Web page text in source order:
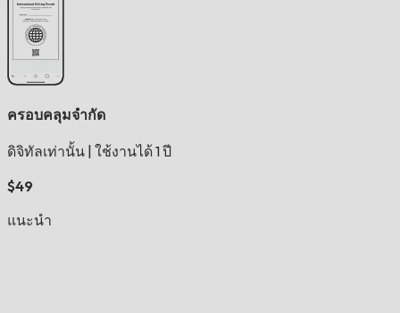
ครอบคลุมจำกัด
ดิจิทัลเท่านั้น ใช้งานได้ 1 ปี
$49
แนะนำ